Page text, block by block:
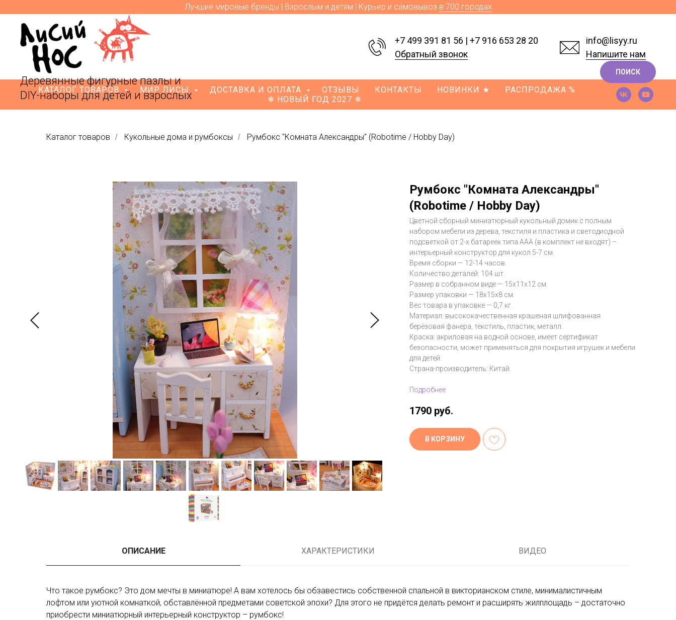
Лучшие мировые бренды | Взрослым и детям | Курьер и самовывоз в 700 городах
Деревянные фигурные пазлы и
DIY-наборы для детей и взрослых
+7 499 391 81 56 | +7 916 653 28 20
Обратный звонок
info@lisyy.ru
Напишите нам
ПОИСК
КАТАЛОГ ТОВАРОВ МИР ЛИСЫ ДОСТАВКА И ОПЛАТА ОТЗЫВЫ КОНТАКТЫ НОВИНКИ ★
РАСПРОДАЖА %
❄ НОВЫЙ ГОД 2027 ❄
Каталог товаров / Кукольные дома и румбоксы / Румбокс "Комната Александры" (Robotime / Hobby Day)
Румбокс "Комната Александры"
(Robotime / Hobby Day)
Цветной сборный миниатюрный кукольный домик с полным
набором мебели из дерева, текстиля и пластика и светодиодной
подсветкой от 2-х батареек типа ААА (в комплект не входят) –
интерьерный конструктор для кукол 5-7 см.
Время сборки — 12-14 часов.
Количество деталей: 104 шт.
Размер в собранном виде — 15x11x12 см.
Размер упаковки — 18x15x8 см.
Вес товара в упаковке — 0,7 кг.
Материал: высококачественная крашеная шлифованная
берёзовая фанера, текстиль, пластик, металл.
Краска: акриловая на водной основе, имеет сертификат
безопасности, может применяться для покрытия игрушек и мебели
для детей.
Страна-производитель: Китай.
Подробнее
1790 руб.
В КОРЗИНУ
ОПИСАНИЕ ХАРАКТЕРИСТИКИ ВИДЕО
Что такое румбокс? Это дом мечты в миниатюре! А вам хотелось бы обзавестись собственной спальной в викторианском стиле, минималистичным
лофтом или уютной комнаткой, обставлённой предметами советской эпохи? Для этого не придётся делать ремонт и расширять жилплощадь – достаточно
приобрести миниатюрный интерьерный конструктор – румбокс!